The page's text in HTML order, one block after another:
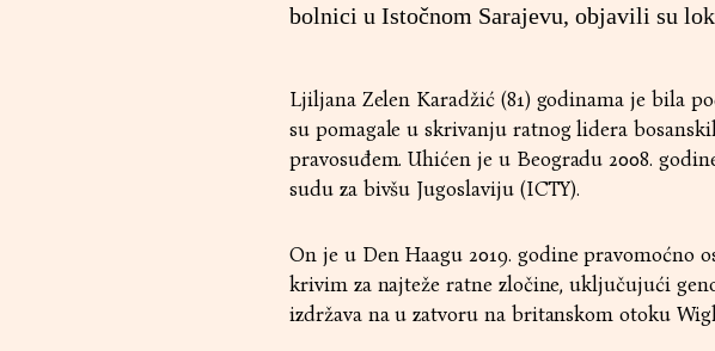
bolnici u Istočnom Sarajevu, objavili su
Ljiljana Zelen Karadžić (81) godinama je bila
su pomagale u skrivanju ratnog lidera
pravosuđem. Uhićen je u Beogradu 2008.
sudu za bivšu Jugoslaviju (ICTY).
On je u Den Haagu 2019. godine pravomoćno
krivim za najteže ratne zločine, uključujući
izdržava na u zatvoru na britanskom otoku